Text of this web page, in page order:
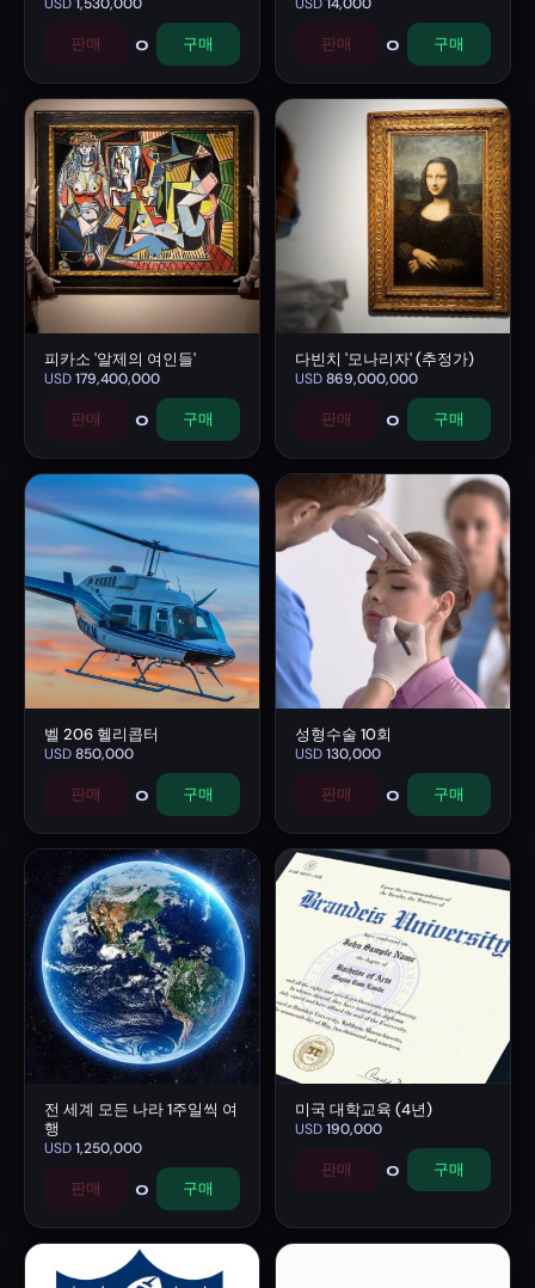
판매 0 구매 판매 0 구매
피카소 '알제의 여인들'
USD179,400,000
판매 0 구매
다빈치 '모나리자' (추정가)
USD869,000,000
판매 0 구매
벨 206 헬리콥터
USD850,000
판매 0 구매
성형수술 10회
USD130,000
판매 0 구매
전 세계 모든 나라 1주일씩 여
행
USD1,250,000
판매 0 구매
미국 대학교육 (4년)
USD190,000
판매 0 구매